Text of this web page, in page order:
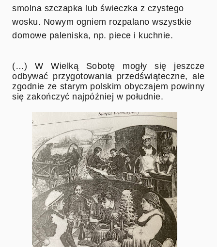
smolna szczapka lub świeczka z czystego
wosku. Nowym ogniem rozpalano wszystkie
domowe paleniska, np. piece i kuchnie.
(…) W Wielką Sobotę mogły się jeszcze
odbywać przygotowania przedświąteczne, ale
zgodnie ze starym polskim obyczajem powinny
się zakończyć najpóźniej w południe.